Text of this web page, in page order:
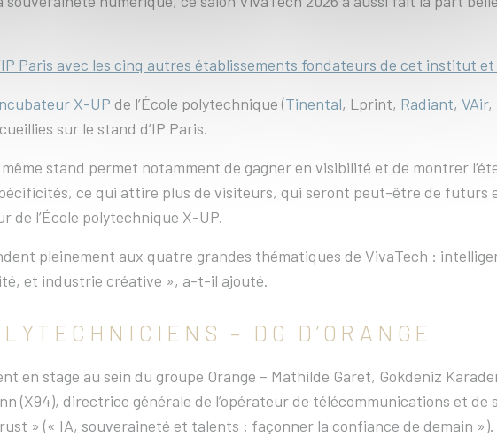
Paris avec les cinq autres établissements fondateurs de cet institut
X-UP de l’École polytechnique (Tinental, Lprint, Radiant, VAir,
sur le stand d’IP Paris.
stand permet notamment de gagner en visibilité et de montrer
ce qui attire plus de visiteurs, qui seront peut-être de futurs
de l’École polytechnique X-UP.
pleinement aux quatre grandes thématiques de VivaTech :
et industrie créative », a-t-il ajouté.
– DG D’ORANGE
en stage au sein du groupe Orange – Mathilde Garet, Gokdeniz
(X94), directrice générale de l’opérateur de télécommunications et
» (« IA, souveraineté et talents : façonner la confiance de demain »).